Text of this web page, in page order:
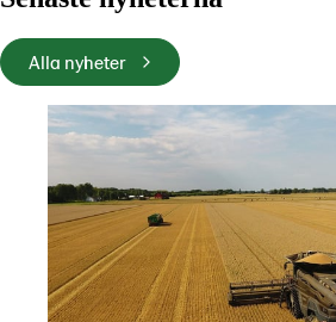
Alla nyheter